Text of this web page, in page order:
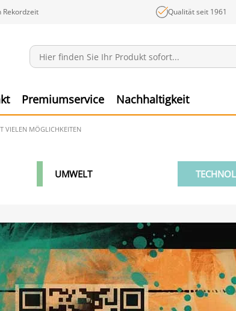
Rekordzeit Qualität seit 1961
Premiumservice Nachhaltigkeit
VIELEN MÖGLICHKEITEN
UMWELT